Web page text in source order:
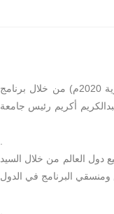
تشرفت مدينة درنة هذا اليوم الأربعاء الموافق 16. 12. 2020م بالإعلان عن (تقرير التنمية البشرية 2020م) من خلال برنامج
أكريم رئيس جامعة
دول العالم من خلال السيد
ومنسقي البرنامج في الدول